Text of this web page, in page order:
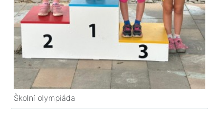
Školní olympiáda